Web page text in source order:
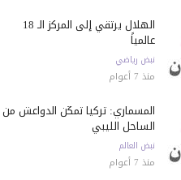
الهلال يرتقي إلى المركز الـ 18
عالمياً
نبض رياضي
منذ 7 أعوام
المسماري: تركيا تمكّن الدواعش من
الساحل الليبي
نبض العالم
منذ 7 أعوام